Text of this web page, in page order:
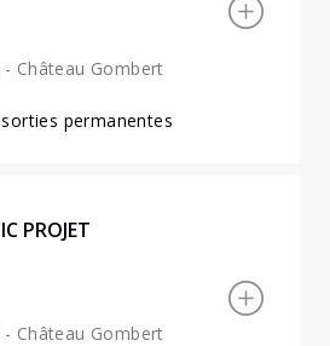
Château Gombert
permanentes
PROJET
Château Gombert